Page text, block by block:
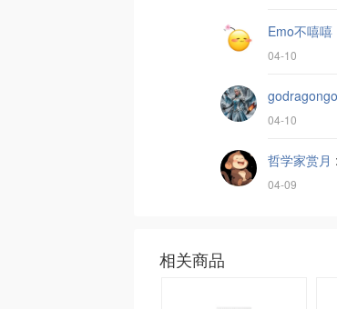
Emo不嘻嘻
04-10
godragongo
04-10
哲学家赏月 :
04-09
相关商品